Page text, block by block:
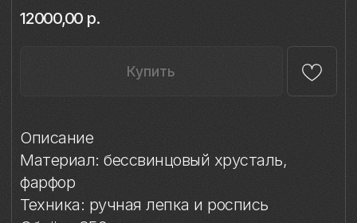
фарфор
Сертификаты: Бокалы имеют все
необходимые сертификаты и декларации
соответствия. Абсолютно безопасны в
использовании